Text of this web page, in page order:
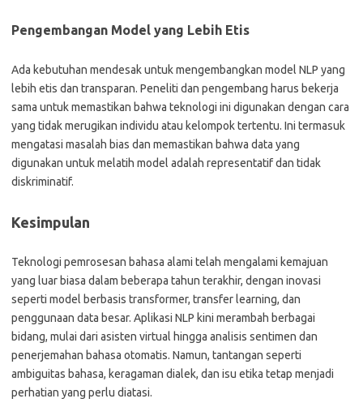
Pengembangan Model yang Lebih Etis
Ada kebutuhan mendesak untuk mengembangkan model NLP yang
lebih etis dan transparan. Peneliti dan pengembang harus bekerja
sama untuk memastikan bahwa teknologi ini digunakan dengan cara
yang tidak merugikan individu atau kelompok tertentu. Ini termasuk
mengatasi masalah bias dan memastikan bahwa data yang
digunakan untuk melatih model adalah representatif dan tidak
diskriminatif.
Kesimpulan
Teknologi pemrosesan bahasa alami telah mengalami kemajuan
yang luar biasa dalam beberapa tahun terakhir, dengan inovasi
seperti model berbasis transformer, transfer learning, dan
penggunaan data besar. Aplikasi NLP kini merambah berbagai
bidang, mulai dari asisten virtual hingga analisis sentimen dan
penerjemahan bahasa otomatis. Namun, tantangan seperti
ambiguitas bahasa, keragaman dialek, dan isu etika tetap menjadi
perhatian yang perlu diatasi.